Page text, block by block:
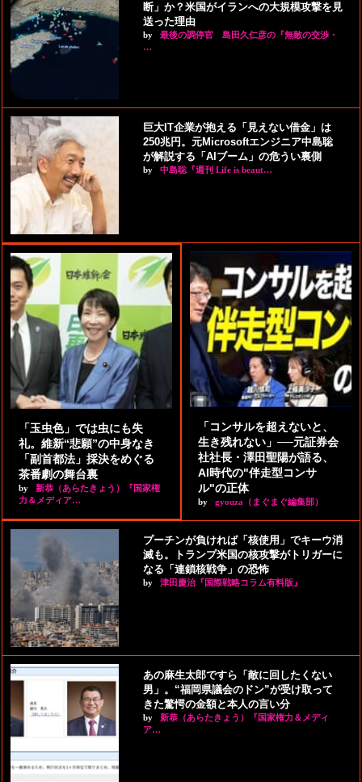
断」か？米国がイランへの大規模攻撃を見
送った理由
by
最後の調停官 島田久仁彦の『無敵の交渉・
…
巨大IT企業が抱える「見えない借金」は
250兆円。元Microsoftエンジニア中島聡
が解説する「AIブーム」の危うい裏側
by 中島聡『週刊 Life is beaut…
「玉虫色」では虫にも失
礼。維新“悲願”の中身なき
「副首都法」採決をめぐる
茶番劇の舞台裏
by
新恭（あらたきょう）『国家権
力＆メディア…
「コンサルを超えないと、
生き残れない」──元証券会
社社長・澤田聖陽が語る、
AI時代の"伴走型コンサ
ル"の正体
by gyouza（まぐまぐ編集部）
プーチンが負ければ「核使用」でキーウ消
滅も。トランプ米国の核攻撃がトリガーに
なる「連鎖核戦争」の恐怖
by 津田慶治『国際戦略コラム有料版』
あの麻生太郎ですら「敵に回したくない
男」。“福岡県議会のドン”が受け取って
きた驚愕の金額と本人の言い分
by
新恭（あらたきょう）『国家権力＆メディ
ア…